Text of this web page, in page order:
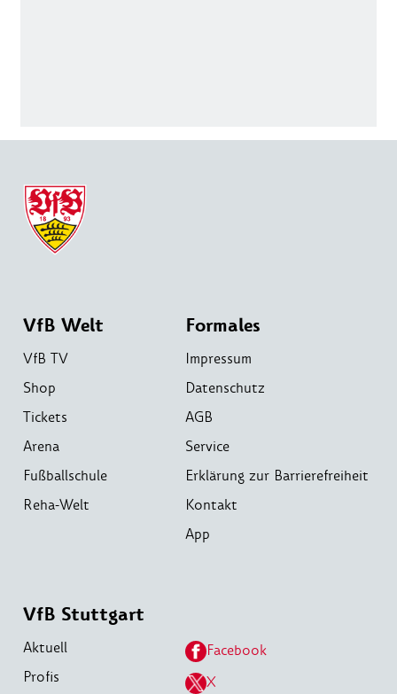
VfB Welt
VfB TV
Shop
Tickets
Arena
Fußballschule
Reha-Welt
Formales
Impressum
Datenschutz
AGB
Service
Erklärung zur Barrierefreiheit
Kontakt
App
VfB Stuttgart
Aktuell
Profis
Facebook
X